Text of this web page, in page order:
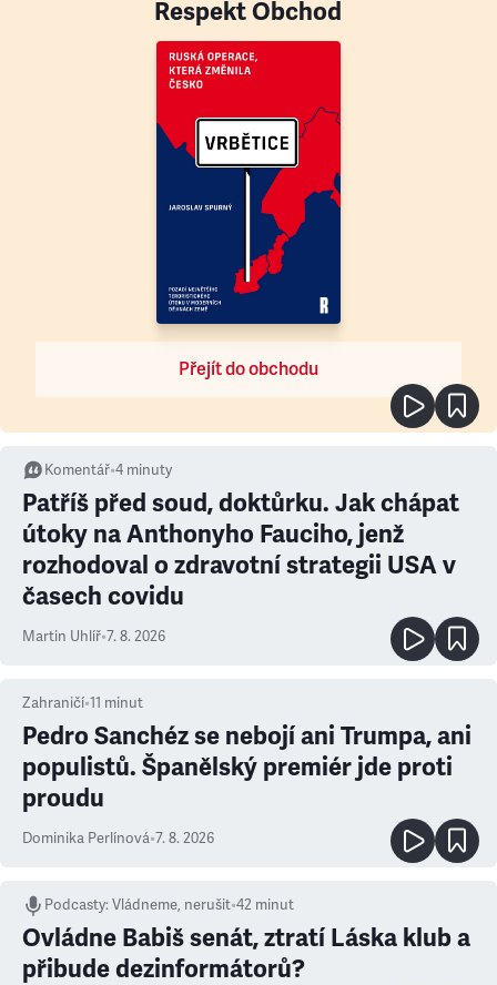
Respekt Obchod
Přejít do obchodu
Komentář•4 minuty
Patříš před soud, doktůrku. Jak chápat
útoky na Anthonyho Fauciho, jenž
rozhodoval o zdravotní strategii USA v
časech covidu
Martin Uhlíř•7. 8. 2026
Zahraničí•11 minut
Pedro Sanchéz se nebojí ani Trumpa, ani
populistů. Španělský premiér jde proti
proudu
Dominika Perlínová•7. 8. 2026
Podcasty:Vládneme, nerušit•42 minut
Ovládne Babiš senát, ztratí Láska klub a
přibude dezinformátorů?